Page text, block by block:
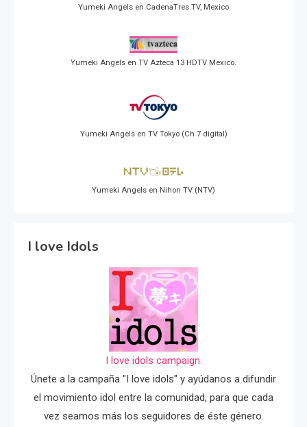
Yumeki Angels en CadenaTres TV, Mexico
Yumeki Angels en TV Azteca 13 HDTV Mexico.
Yumeki Angels en TV Tokyo (Ch 7 digital)
Yumeki Angels en Nihon TV (NTV)
I love Idols
I love idols campaign.
Únete a la campaña "I love idols" y ayúdanos a difundir
el movimiento idol entre la comunidad, para que cada
vez seamos más los seguidores de éste género.